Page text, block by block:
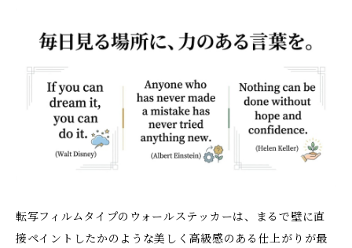
転写フィルムタイプのウォールステッカーは、まるで壁に直
接ペイントしたかのような美しく高級感のある仕上がりが最